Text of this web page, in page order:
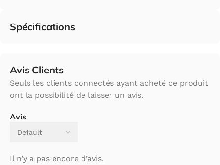
Spécifications
Avis Clients
Avis
Il n’y a pas encore d’avis.
Seuls les clients connectés ayant acheté ce produit
ont la possibilité de laisser un avis.